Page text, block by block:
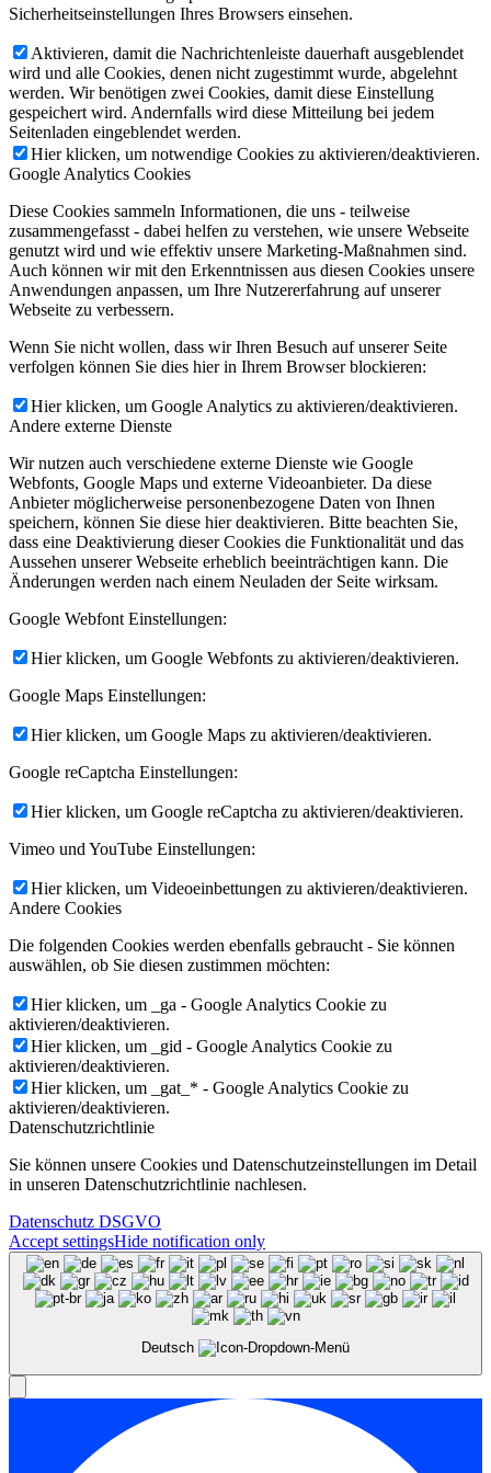
Sicherheitseinstellungen Ihres Browsers einsehen.
Aktivieren, damit die Nachrichtenleiste dauerhaft ausgeblendet
wird und alle Cookies, denen nicht zugestimmt wurde, abgelehnt
werden. Wir benötigen zwei Cookies, damit diese Einstellung
gespeichert wird. Andernfalls wird diese Mitteilung bei jedem
Seitenladen eingeblendet werden.
Hier klicken, um notwendige Cookies zu aktivieren/deaktivieren.
Google Analytics Cookies
Diese Cookies sammeln Informationen, die uns - teilweise
zusammengefasst - dabei helfen zu verstehen, wie unsere Webseite
genutzt wird und wie effektiv unsere Marketing-Maßnahmen sind.
Auch können wir mit den Erkenntnissen aus diesen Cookies unsere
Anwendungen anpassen, um Ihre Nutzererfahrung auf unserer
Webseite zu verbessern.
Wenn Sie nicht wollen, dass wir Ihren Besuch auf unserer Seite
verfolgen können Sie dies hier in Ihrem Browser blockieren:
Hier klicken, um Google Analytics zu aktivieren/deaktivieren.
Andere externe Dienste
Wir nutzen auch verschiedene externe Dienste wie Google
Webfonts, Google Maps und externe Videoanbieter. Da diese
Anbieter möglicherweise personenbezogene Daten von Ihnen
speichern, können Sie diese hier deaktivieren. Bitte beachten Sie,
dass eine Deaktivierung dieser Cookies die Funktionalität und das
Aussehen unserer Webseite erheblich beeinträchtigen kann. Die
Änderungen werden nach einem Neuladen der Seite wirksam.
Google Webfont Einstellungen:
Hier klicken, um Google Webfonts zu aktivieren/deaktivieren.
Google Maps Einstellungen:
Hier klicken, um Google Maps zu aktivieren/deaktivieren.
Google reCaptcha Einstellungen:
Hier klicken, um Google reCaptcha zu aktivieren/deaktivieren.
Vimeo und YouTube Einstellungen:
Hier klicken, um Videoeinbettungen zu aktivieren/deaktivieren.
Andere Cookies
Die folgenden Cookies werden ebenfalls gebraucht - Sie können
auswählen, ob Sie diesen zustimmen möchten:
Hier klicken, um _ga - Google Analytics Cookie zu
aktivieren/deaktivieren.
Hier klicken, um _gid - Google Analytics Cookie zu
aktivieren/deaktivieren.
Hier klicken, um _gat_* - Google Analytics Cookie zu
aktivieren/deaktivieren.
Datenschutzrichtlinie
Sie können unsere Cookies und Datenschutzeinstellungen im Detail
in unseren Datenschutzrichtlinie nachlesen.
Datenschutz DSGVO
Accept settingsHide notification only
Deutsch